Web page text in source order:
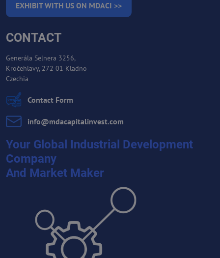
EXHIBIT WITH US ON MDACI >>
CONTACT
Generála Selnera 3256,
Kročehlavy, 272 01 Kladno
Czechia
Contact Form
info​@mdacapitalinvest​.com
Your Global Industrial Development
Company
And Market Maker